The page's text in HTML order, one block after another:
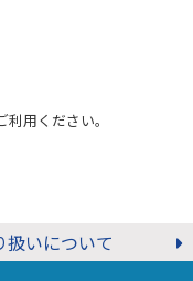
用ください。
扱いについて